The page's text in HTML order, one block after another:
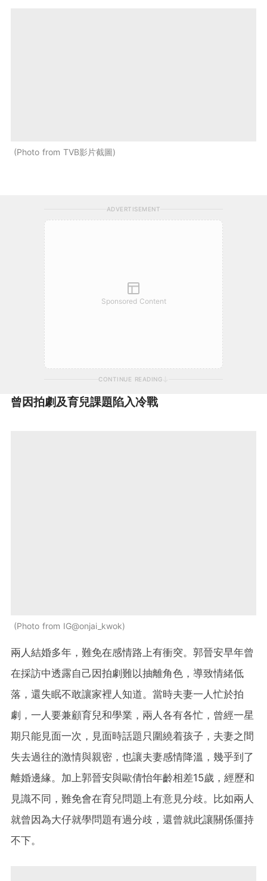
Photo from TVB影片截圖
ADVERTISEMENT
Sponsored Content
CONTINUE READING
曾因拍劇及育兒課題陷入冷戰
Photo from IG@onjai_kwok
兩人結婚多年，難免在感情路上有衝突。郭晉安早年曾
在採訪中透露自己因拍劇難以抽離角色，導致情緒低
落，還失眠不敢讓家裡人知道。當時夫妻一人忙於拍
劇，一人要兼顧育兒和學業，兩人各有各忙，曾經一星
期只能見面一次，見面時話題只圍繞着孩子，夫妻之間
失去過往的激情與親密，也讓夫妻感情降溫，幾乎到了
離婚邊緣。加上郭晉安與歐倩怡年齡相差15歲，經歷和
見識不同，難免會在育兒問題上有意見分歧。比如兩人
就曾因為大仔就學問題有過分歧，還曾就此讓關係僵持
不下。